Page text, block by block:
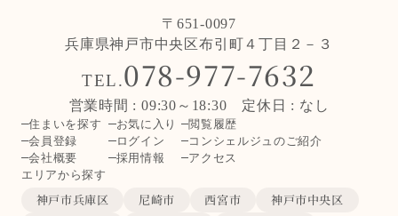
〒651-0097
兵庫県神戸市中央区布引町４丁目２－３
TEL.078-977-7632
営業時間 : 09:30～18:30 定休日 : なし
住まいを探す お気に入り
閲覧履歴
会員登録
ログイン
コンシェルジュのご紹介
会社概要
採用情報
アクセス
エリアから探す
神戸市兵庫区 尼崎市 西宮市
神戸市中央区